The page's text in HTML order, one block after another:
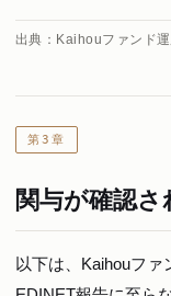
出典：Kaihouファンド
第3章
関与が確認
以下は、Kaihouフ